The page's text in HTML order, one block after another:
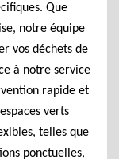
Que
notre équipe
vos déchets de
à notre service
rapide et
verts
telles que
ponctuelles,